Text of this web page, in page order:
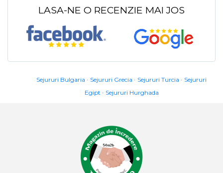
LASA-NE O RECENZIE MAI JOS
Sejururi Bulgaria Sejururi Grecia Sejururi Turcia
Sejururi
Egipt
Sejururi Hurghada